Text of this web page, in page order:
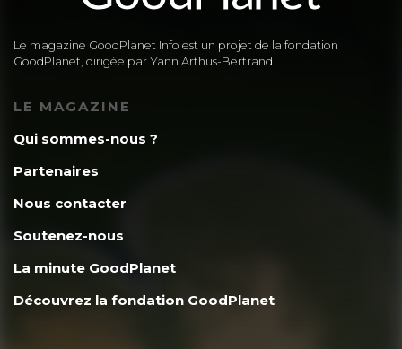
Le magazine GoodPlanet Info est un projet de la fondation
GoodPlanet, dirigée par Yann Arthus-Bertrand
LE MAGAZINE
Qui sommes-nous ?
Partenaires
Nous contacter
Soutenez-nous
La minute GoodPlanet
Découvrez la fondation GoodPlanet